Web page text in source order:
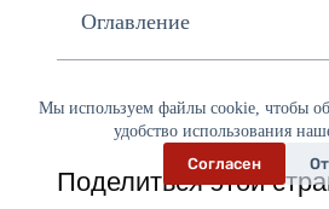
Мы используем файлы cookie, чтобы
удобство использования
Согласен
Оглавление
Поделиться этой